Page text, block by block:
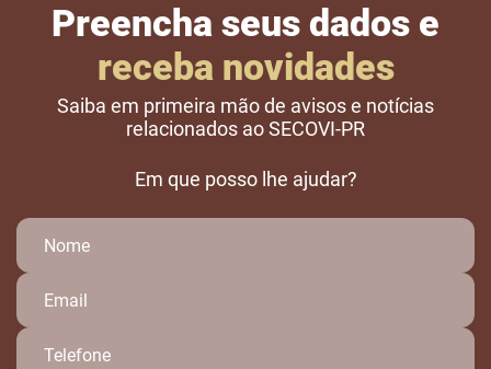
Preencha seus dados e
receba novidades
Saiba em primeira mão de avisos e notícias
relacionados ao SECOVI-PR
Em que posso lhe ajudar?